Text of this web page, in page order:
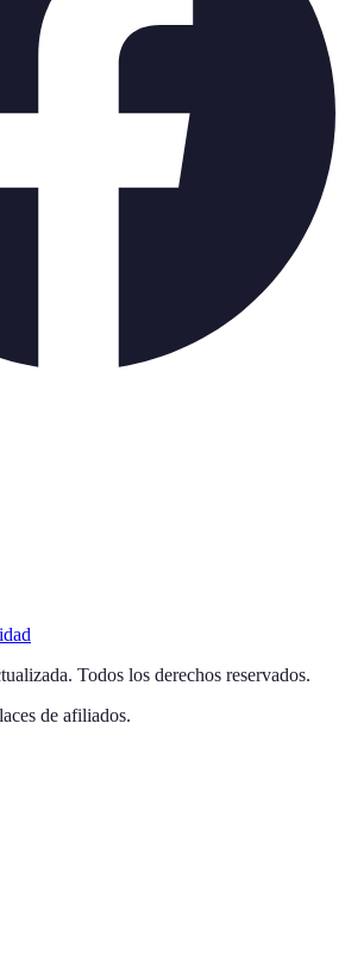
. Todos los derechos reservados.
de afiliados.